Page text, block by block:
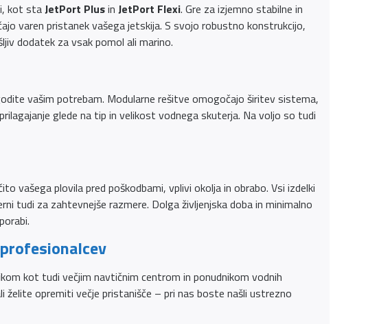
kot staJetPort Plusin JetPort Flexi. Gre za izjemno stabilne in
varen pristanek vašega jetskija. S svojo robustno konstrukcijo,
dodatek za vsak pomol ali marino.
vašim potrebam. Modularne rešitve omogočajo širitev sistema,
glede na tip in velikost vodnega skuterja. Na voljo so tudi
vašega plovila pred poškodbami, vplivi okolja in obrabo. Vsi izdelki
tudi za zahtevnejše razmere. Dolga življenjska doba in minimalno
kot tudi večjim navtičnim centrom in ponudnikom vodnih
opremiti večje pristanišče – pri nas boste našli ustrezno